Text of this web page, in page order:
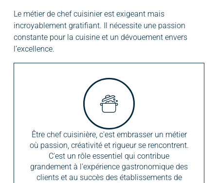
Le métier de chef cuisinier est exigeant mais
incroyablement gratifiant. Il nécessite une passion
constante pour la cuisine et un dévouement envers
l’excellence.
Être chef cuisinière, c'est embrasser un métier
où passion, créativité et rigueur se rencontrent.
C'est un rôle essentiel qui contribue
grandement à l'expérience gastronomique des
clients et au succès des établissements de